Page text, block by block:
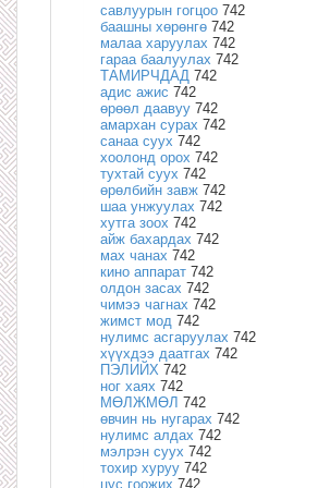
савлуурын гогцоо 742
баашны хөрөнгө 742
малаа харуулах 742
гараа баалуулах 742
ТАМИРЧДАД 742
адис ажис 742
өрөөл даавуу 742
амархан сурах 742
санаа суух 742
хоолонд орох 742
тухтай суух 742
өрөлбийн завж 742
шаа унжуулах 742
хутга зоох 742
айж бахардах 742
мах чанах 742
кино аппарат 742
олдон засах 742
чимээ чагнах 742
жимст мод 742
нулимс асгаруулах 742
хүүхдээ даатгах 742
ПЭЛИЙХ 742
ног хаях 742
МӨЛЖМӨЛ 742
өвчин нь нугарах 742
нулимс алдах 742
мэлрэн суух 742
тохир хуруу 742
цус гоожих 742